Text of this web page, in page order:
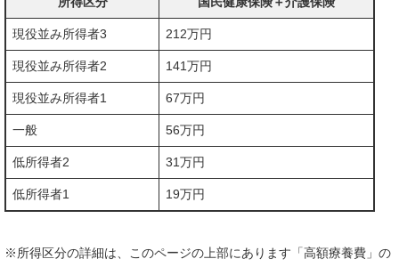
現役並み所得者3 212万円
現役並み所得者2 141万円
現役並み所得者1 67万円
一般 56万円
低所得者2 31万円
低所得者1 19万円
※所得区分の詳細は、このページの上部にあります「高額療養費」の